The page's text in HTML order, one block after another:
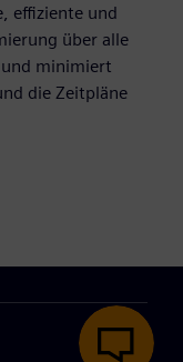
effiziente und
über alle
minimiert
die Zeitpläne